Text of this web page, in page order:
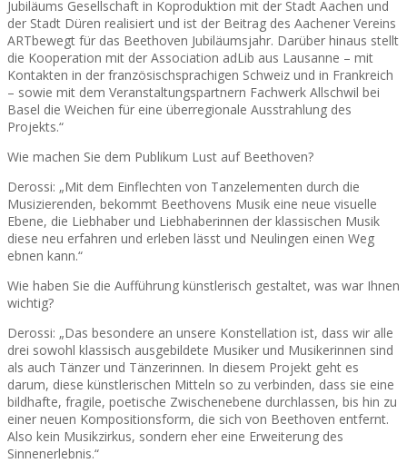
Jubiläums Gesellschaft in Koproduktion mit der Stadt Aachen und
der Stadt Düren realisiert und ist der Beitrag des Aachener Vereins
ARTbewegt für das Beethoven Jubiläumsjahr. Darüber hinaus stellt
die Kooperation mit der Association adLib aus Lausanne – mit
Kontakten in der französischsprachigen Schweiz und in Frankreich
– sowie mit dem Veranstaltungspartnern Fachwerk Allschwil bei
Basel die Weichen für eine überregionale Ausstrahlung des
Projekts.“
Wie machen Sie dem Publikum Lust auf Beethoven?
Derossi: „Mit dem Einflechten von Tanzelementen durch die
Musizierenden, bekommt Beethovens Musik eine neue visuelle
Ebene, die Liebhaber und Liebhaberinnen der klassischen Musik
diese neu erfahren und erleben lässt und Neulingen einen Weg
ebnen kann.“
Wie haben Sie die Aufführung künstlerisch gestaltet, was war Ihnen
wichtig?
Derossi: „Das besondere an unsere Konstellation ist, dass wir alle
drei sowohl klassisch ausgebildete Musiker und Musikerinnen sind
als auch Tänzer und Tänzerinnen. In diesem Projekt geht es
darum, diese künstlerischen Mitteln so zu verbinden, dass sie eine
bildhafte, fragile, poetische Zwischenebene durchlassen, bis hin zu
einer neuen Kompositionsform, die sich von Beethoven entfernt.
Also kein Musikzirkus, sondern eher eine Erweiterung des
Sinnenerlebnis.“